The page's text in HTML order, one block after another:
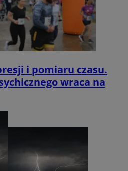
i pomiaru czasu.
wraca na